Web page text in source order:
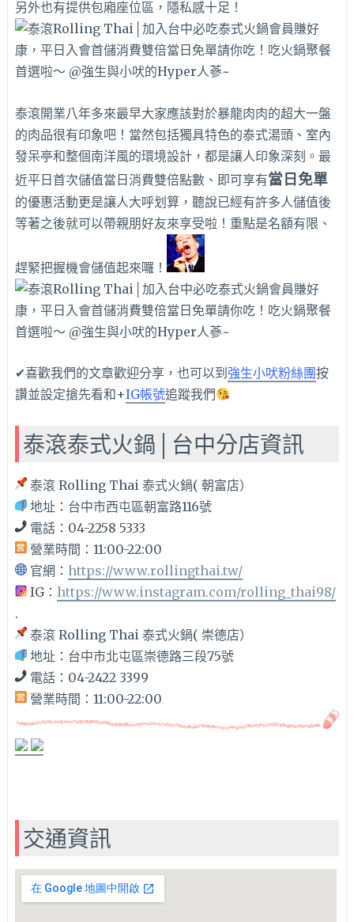
另外也有提供包廂座位區，隱私感十足！
泰滾開業八年多來最早大家應該對於暴龍肉肉的超大一盤
的肉品很有印象吧！當然包括獨具特色的泰式湯頭、室內
發呆亭和整個南洋風的環境設計，都是讓人印象深刻。最
近平日首次儲值當日消費雙倍點數、即可享有當日免單
的優惠活動更是讓人大呼划算，聽說已經有許多人儲值後
等著之後就可以帶親朋好友來享受啦！重點是名額有限、
趕緊把握機會儲值起來囉！
✔喜歡我們的文章歡迎分享，也可以到 強生小吠粉絲團按
讚並設定搶先看和+IG帳號追蹤我們
泰滾泰式火鍋│台中分店資訊
泰滾 Rolling Thai 泰式火鍋( 朝富店）
地址：台中市西屯區朝富路116號
電話：04-2258 5333
營業時間：11:00-22:00
官網： https://www.rollingthai.tw/
IG： https://www.instagram.com/rolling_thai98/
.
泰滾 Rolling Thai 泰式火鍋( 崇德店）
地址：台中市北屯區崇德路三段75號
電話：04-2422 3399
營業時間：11:00-22:00
交通資訊